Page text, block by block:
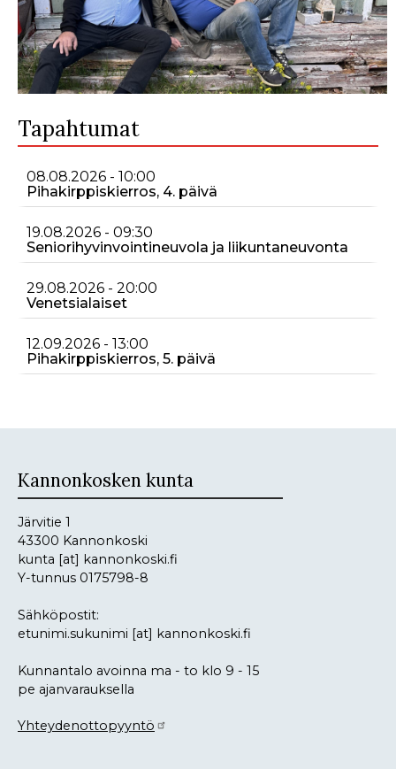
Tapahtumat
08.08.2026 - 10:00
Pihakirppiskierros, 4. päivä
19.08.2026 - 09:30
Seniorihyvinvointineuvola ja liikuntaneuvonta
29.08.2026 - 20:00
Venetsialaiset
12.09.2026 - 13:00
Pihakirppiskierros, 5. päivä
Kannonkosken kunta
Järvitie 1
43300 Kannonkoski
kunta [at] kannonkoski.fi
Y-tunnus 0175798-8
Sähköpostit:
etunimi.sukunimi [at] kannonkoski.fi
Kunnantalo avoinna ma - to klo 9 - 15
pe ajanvarauksella
Yhteydenottopyyntö